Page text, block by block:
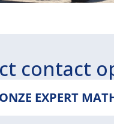
contact
EXPERT